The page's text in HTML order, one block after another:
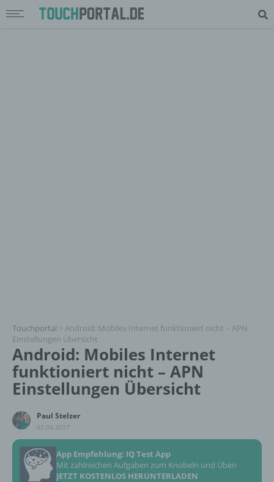
Touchportal > Android: Mobiles Internet funktioniert nicht – APN
Einstellungen Übersicht
Android: Mobiles Internet
funktioniert nicht – APN
Einstellungen Übersicht
Paul Stelzer
03.04.2017
App Empfehlung: IQ Test App
Mit zahlreichen Aufgaben zum Knobeln und Üben
JETZT KOSTENLOS HERUNTERLADEN